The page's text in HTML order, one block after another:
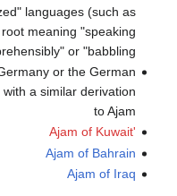
languages (such as
meaning "speaking
or "babbling"
or the German
a similar derivation
to Ajam
'Ajam of Kuwait
Ajam of Bahrain
Ajam of Iraq